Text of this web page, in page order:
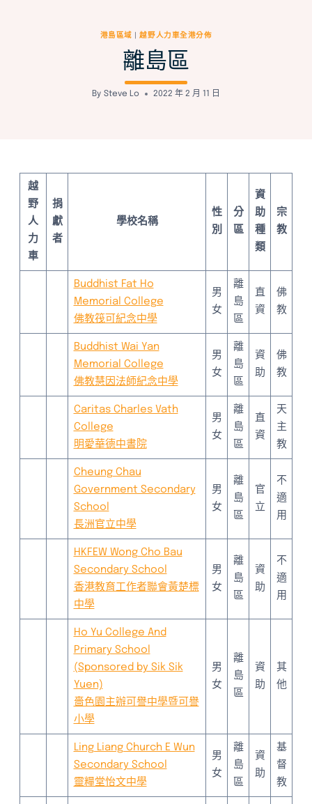
港島區域 |越野人力車全港分佈
離島區
By Steve Lo 2022 年 2 月 11 日
越
野
人
力
車
捐
獻
者
學校名稱
性
別
分
區
資
助
種
類
宗
教
Buddhist Fat Ho
Memorial College
佛教筏可紀念中學
男
女
離
島
區
直
資
佛
教
Buddhist Wai Yan
Memorial College
佛教慧因法師紀念中學
男
女
離
島
區
資
助
佛
教
Caritas Charles Vath
College
明愛華德中書院
男
女
離
島
區
直
資
天
主
教
Cheung Chau
Government Secondary
School
長洲官立中學
男
女
離
島
區
官
立
不
適
用
HKFEW Wong Cho Bau
Secondary School
香港教育工作者聯會黃楚標
中學
男
女
離
島
區
資
助
不
適
用
Ho Yu College And
Primary School
(Sponsored by Sik Sik
Yuen)
嗇色園主辦可譽中學暨可譽
小學
男
女
離
島
區
資
助
其
他
Ling Liang Church E Wun
Secondary School
靈糧堂怡文中學
男
女
離
島
區
資
助
基
督
教